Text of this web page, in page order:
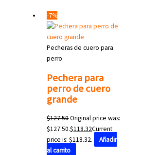
-7%
Pecheras de cuero para
perro
Pechera para
perro de cuero
grande
$127.50Original price was:
$127.50.$118.32Current
price is: $118.32.
Añadir
al carrito